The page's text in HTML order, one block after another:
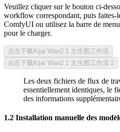
Veuillez cliquer sur le bouton ci-
workflow correspondant, puis faites-
ComfyUI ou utilisez la barre de menu
pour le charger.
点击下载Kijai Wan2.1 文生图工作流
点击下载Kijai Wan2.1 文生图工作流 2
Les deux fichiers de flux de
essentiellement identiques, le
des informations
1.2 Installation manuelle des